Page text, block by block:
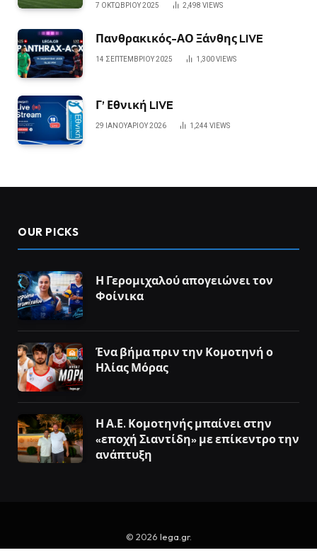
7 ΟΚΤΩΒΡΊΟΥ 2025 2,498 VIEWS
Πανθρακικός-ΑΟ Ξάνθης LIVE
14 ΣΕΠΤΕΜΒΡΊΟΥ 2025 1,300VIEWS
Γ’ Εθνική LIVE
29 ΙΑΝΟΥΑΡΊΟΥ 2026 1,244 VIEWS
OUR PICKS
Η Γερομιχαλού απογειώνει τον
Φοίνικα
Ένα βήμα πριν την Κομοτηνή ο
Ηλίας Μόρας
Η Α.Ε. Κομοτηνής μπαίνει στην
«εποχή Σιαντίδη» με επίκεντρο την
ανάπτυξη
© 2026 lega.gr.